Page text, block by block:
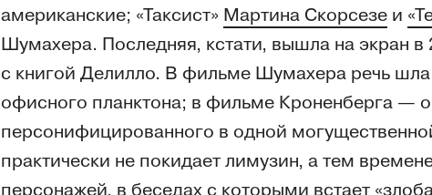
американские; «Таксист» Мартина Скорсезе и
Шумахера. Последняя, кстати, вышла на экран в
с книгой Делилло. В фильме Шумахера речь шла
офисного планктона; в фильме Кроненберга — о
персонифицированного в одной
практически не покидает лимузин, а тем